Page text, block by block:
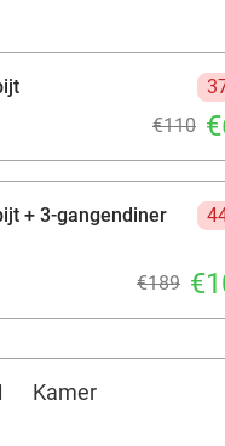
€110
+ 3-gangendiner
€189
Kamer